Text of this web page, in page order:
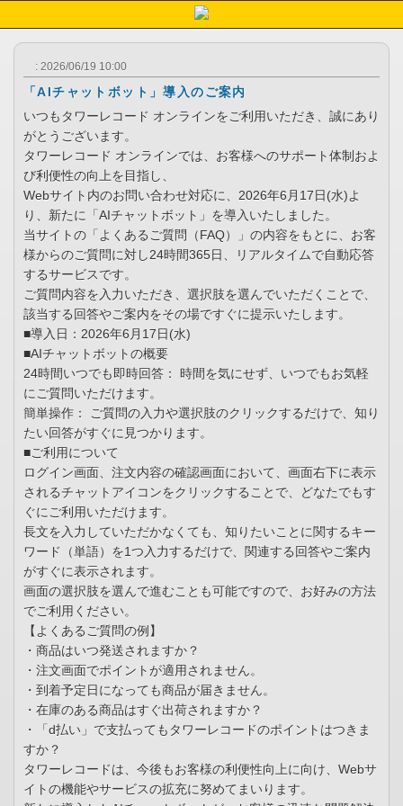
: 2026/06/19 10:00
「AIチャットボット」導入のご案内
いつもタワーレコード オンラインをご利用いただき、誠にあり
がとうございます。
タワーレコード オンラインでは、お客様へのサポート体制およ
び利便性の向上を目指し、
Webサイト内のお問い合わせ対応に、2026年6月17日(水)よ
り、新たに「AIチャットボット」を導入いたしました。
当サイトの「よくあるご質問（FAQ）」の内容をもとに、お客
様からのご質問に対し24時間365日、リアルタイムで自動応答
するサービスです。
ご質問内容を入力いただき、選択肢を選んでいただくことで、
該当する回答やご案内をその場ですぐに提示いたします。
■導入日：2026年6月17日(水)
■AIチャットボットの概要
24時間いつでも即時回答： 時間を気にせず、いつでもお気軽
にご質問いただけます。
簡単操作： ご質問の入力や選択肢のクリックするだけで、知り
たい回答がすぐに見つかります。
■ご利用について
ログイン画面、注文内容の確認画面において、画面右下に表示
されるチャットアイコンをクリックすることで、どなたでもす
ぐにご利用いただけます。
長文を入力していただかなくても、知りたいことに関するキー
ワード（単語）を1つ入力するだけで、関連する回答やご案内
がすぐに表示されます。
画面の選択肢を選んで進むことも可能ですので、お好みの方法
でご利用ください。
【よくあるご質問の例】
・商品はいつ発送されますか？
・注文画面でポイントが適用されません。
・到着予定日になっても商品が届きません。
・在庫のある商品はすぐ出荷されますか？
・「d払い」で支払ってもタワーレコードのポイントはつきま
すか？
タワーレコードは、今後もお客様の利便性向上に向け、Webサ
イトの機能やサービスの拡充に努めてまいります。